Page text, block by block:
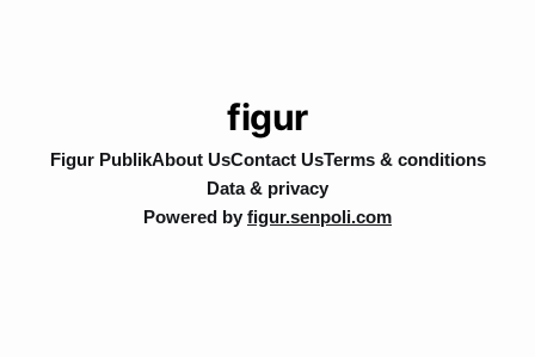
figur
Figur PublikAbout UsContact UsTerms & conditions
Data & privacy
Powered by figur.senpoli.com